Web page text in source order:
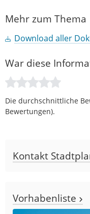
Mehr zum Thema
Download aller
War diese
Die durchschnittliche
Bewertungen).
Kontakt
Vorhabenliste